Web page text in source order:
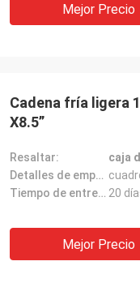
Mejor Precio
Cadena fría ligera
X8.5”
Resaltar: caja
Detalles de empaquetado:
Tiempo de entrega: 20
Mejor Precio